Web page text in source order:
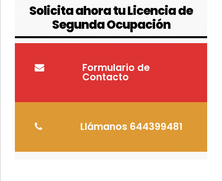
Solicita ahora tu Licencia de
Segunda Ocupación
Formulario de
Contacto
Llámanos 644399481